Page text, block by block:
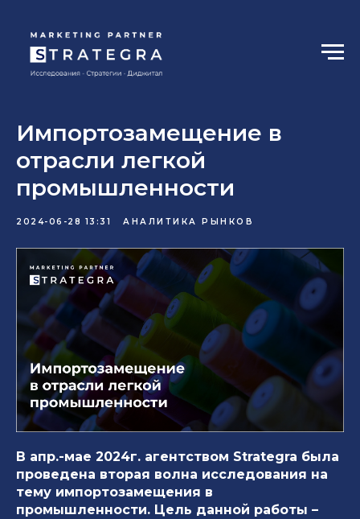
Импортозамещение в
отрасли легкой
промышленности
2024-06-28 13:31 АНАЛИТИКА РЫНКОВ
В апр.-мае 2024г. агентством Strategra была
проведена вторая волна исследования на
тему импортозамещения в
промышленности. Цель данной работы –